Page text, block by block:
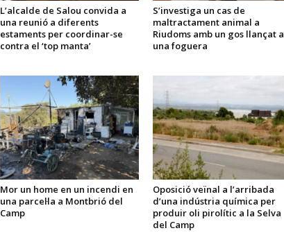
L’alcalde de Salou convida a
una reunió a diferents
estaments per coordinar-se
contra el ‘top manta’
S’investiga un cas de
maltractament animal a
Riudoms amb un gos llançat a
una foguera
Mor un home en un incendi en
una parcel·la a Montbrió del
Camp
Oposició veïnal a l’arribada
d’una indústria química per
produir oli pirolític a la Selva
del Camp